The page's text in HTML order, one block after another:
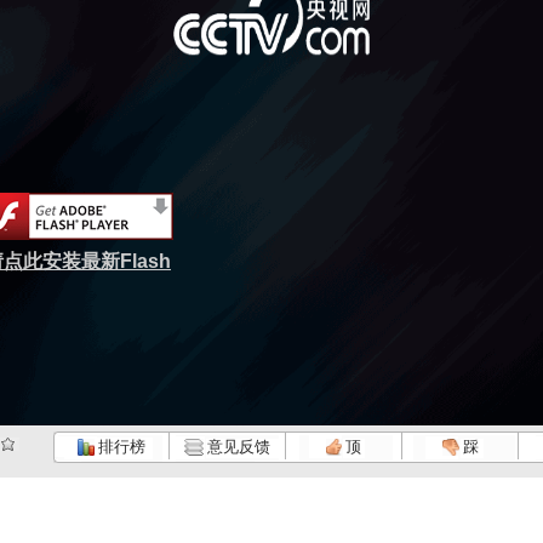
点此安装最新Flash
排行榜 意见反馈 顶 踩